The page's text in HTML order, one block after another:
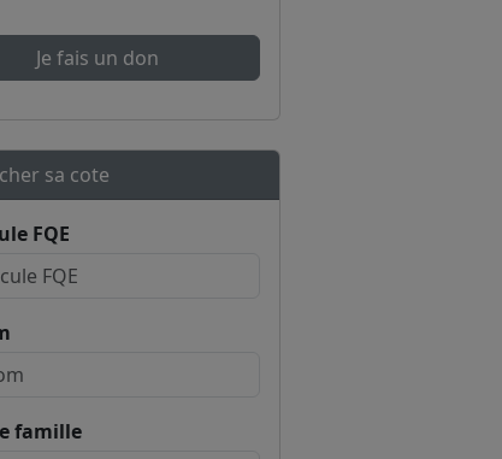
Je fais un don
sa cote
FQE
famille